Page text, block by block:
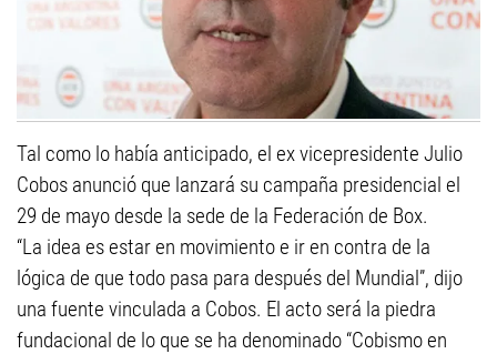
Tal como lo había anticipado, el ex vicepresidente Julio
Cobos anunció que lanzará su campaña presidencial el
29 de mayo desde la sede de la Federación de Box.
“La idea es estar en movimiento e ir en contra de la
lógica de que todo pasa para después del Mundial”, dijo
una fuente vinculada a Cobos. El acto será la piedra
fundacional de lo que se ha denominado “Cobismo en